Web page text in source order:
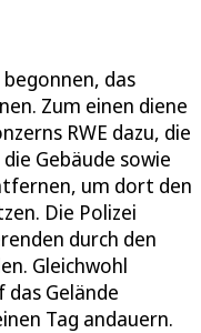
das
Zum einen diene
RWE dazu, die
Gebäude sowie
um dort den
Die Polizei
durch den
Gleichwohl
Gelände
Tag andauern.